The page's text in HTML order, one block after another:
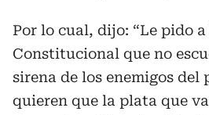
Por lo cual, dijo: “Le pido
Constitucional que no
sirena de los enemigos del
quieren que la plata que